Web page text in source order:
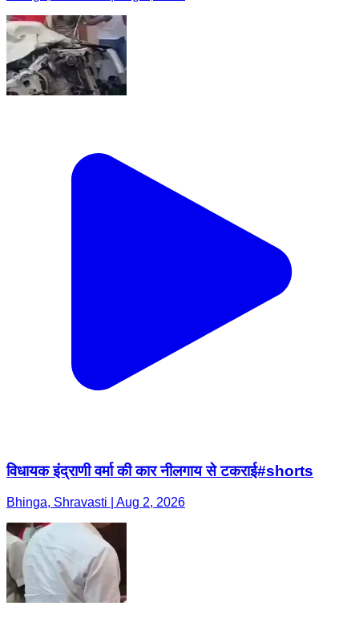
विधायक इंद्राणी वर्मा की कार नीलगाय से टकराई#shorts
Bhinga, Shravasti | Aug 2, 2026